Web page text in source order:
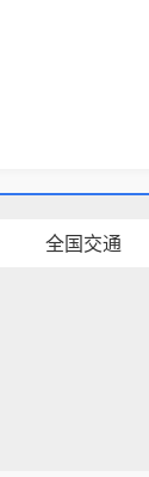
全国交通